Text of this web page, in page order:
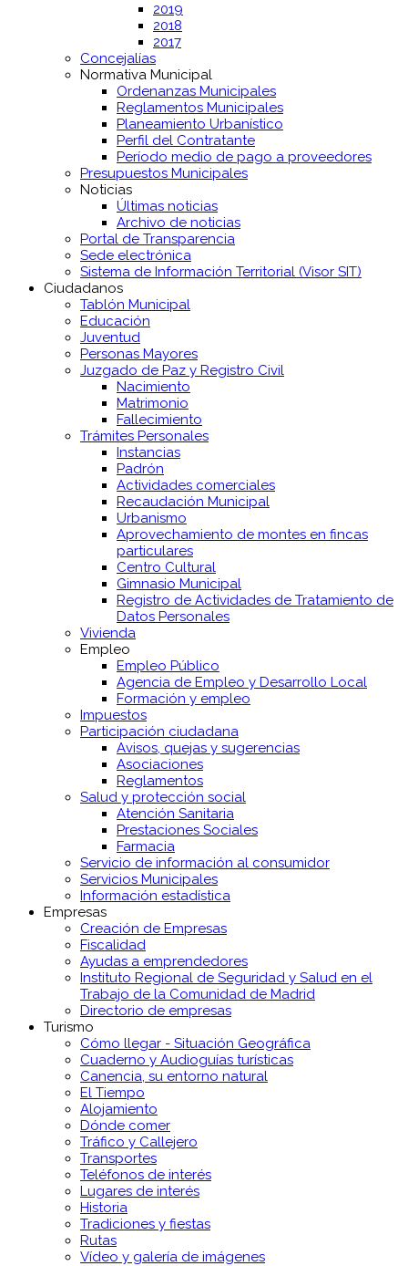
2019
2018
2017
Concejalías
Normativa Municipal
Ordenanzas Municipales
Reglamentos Municipales
Planeamiento Urbanístico
Perfil del Contratante
Período medio de pago a proveedores
Presupuestos Municipales
Noticias
Últimas noticias
Archivo de noticias
Portal de Transparencia
Sede electrónica
Sistema de Información Territorial (Visor SIT)
Ciudadanos
Tablón Municipal
Educación
Juventud
Personas Mayores
Juzgado de Paz y Registro Civil
Nacimiento
Matrimonio
Fallecimiento
Trámites Personales
Instancias
Padrón
Actividades comerciales
Recaudación Municipal
Urbanismo
Aprovechamiento de montes en fincas
particulares
Centro Cultural
Gimnasio Municipal
Registro de Actividades de Tratamiento de
Datos Personales
Vivienda
Empleo
Empleo Público
Agencia de Empleo y Desarrollo Local
Formación y empleo
Impuestos
Participación ciudadana
Avisos, quejas y sugerencias
Asociaciones
Reglamentos
Salud y protección social
Atención Sanitaria
Prestaciones Sociales
Farmacia
Servicio de información al consumidor
Servicios Municipales
Información estadística
Empresas
Creación de Empresas
Fiscalidad
Ayudas a emprendedores
Instituto Regional de Seguridad y Salud en el
Trabajo de la Comunidad de Madrid
Directorio de empresas
Turismo
Cómo llegar - Situación Geográfica
Cuaderno y Audioguías turísticas
Canencia, su entorno natural
El Tiempo
Alojamiento
Dónde comer
Tráfico y Callejero
Transportes
Teléfonos de interés
Lugares de interés
Historia
Tradiciones y fiestas
Rutas
Vídeo y galería de imágenes